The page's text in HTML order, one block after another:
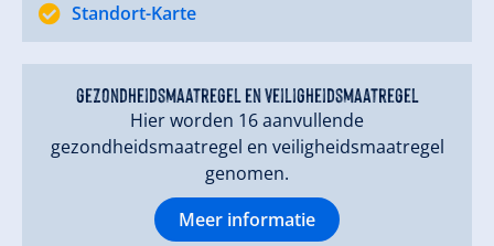
Standort-Karte
gezondheidsmaatregel en veiligheidsmaatregel
Hier worden 16 aanvullende
gezondheidsmaatregel en veiligheidsmaatregel
genomen.
Meer informatie